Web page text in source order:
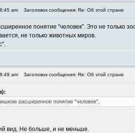
am Заголовок сообщения: Re: Об этой стране
понятие "человек". Это не только
не только животных миров.
am Заголовок сообщения: Re: Об этой стране
расширенное понятие "человек".
вид. Не больше, и не меньше.